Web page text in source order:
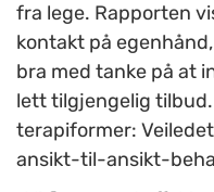
fra lege. Rapporten
kontakt på
bra med tanke på at
lett tilgjengelig
terapiformer:
ansikt-til-ansikt-